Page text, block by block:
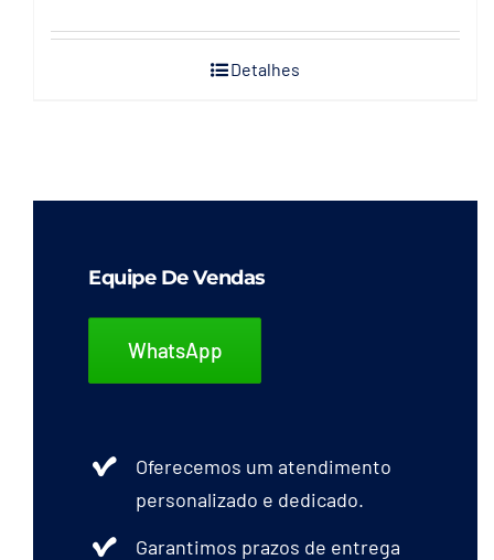
Detalhes
Equipe De Vendas
WhatsApp
Oferecemos um atendimento
personalizado e dedicado.
Garantimos prazos de entrega